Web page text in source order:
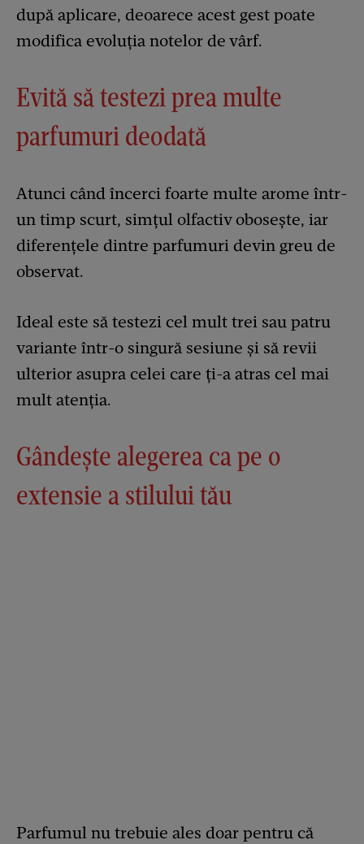
după aplicare, deoarece acest gest poate
modifica evoluția notelor de vârf.
Evită să testezi prea multe
parfumuri deodată
Atunci când încerci foarte multe arome într-
un timp scurt, simțul olfactiv obosește, iar
diferențele dintre parfumuri devin greu de
observat.
Ideal este să testezi cel mult trei sau patru
variante într-o singură sesiune și să revii
ulterior asupra celei care ți-a atras cel mai
mult atenția.
Gândește alegerea ca pe o
extensie a stilului tău
Parfumul nu trebuie ales doar pentru că